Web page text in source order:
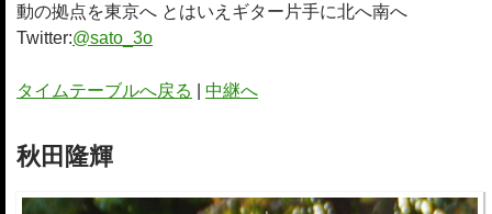
動の拠点を東京へ とはいえギター片手に北へ南へ
Twitter:@sato_3o
タイムテーブルへ戻る 中継へ
秋田隆輝